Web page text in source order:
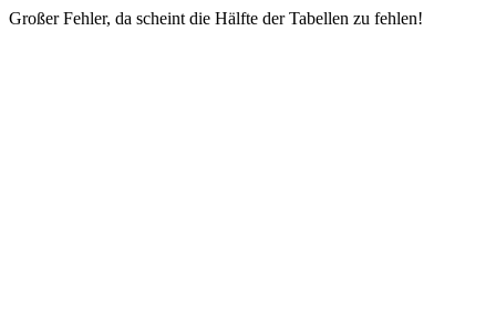
Großer Fehler, da scheint die Hälfte der Tabellen zu fehlen!